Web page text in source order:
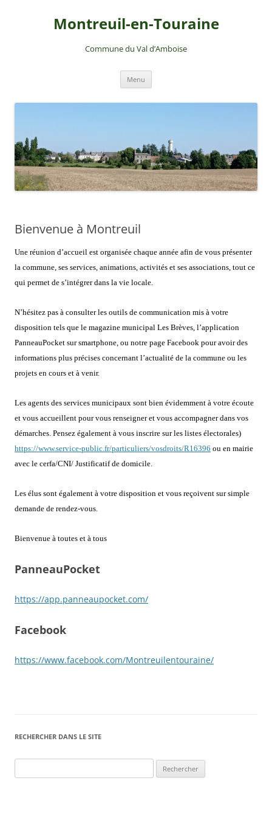
Montreuil-en-Touraine
Commune du Val d’Amboise
Menu
Bienvenue à Montreuil
Une réunion d’accueil est organisée chaque année afin de vous présenter
la commune, ses services, animations, activités et ses associations, tout ce
qui permet de s’intégrer dans la vie locale.
N’hésitez pas à consulter les outils de communication mis à votre
disposition tels que le magazine municipal Les Brèves, l’application
PanneauPocket sur smartphone, ou notre page Facebook pour avoir des
informations plus précises concernant l’actualité de la commune ou les
projets en cours et à venir.
Les agents des services municipaux sont bien évidemment à votre écoute
et vous accueillent pour vous renseigner et vous accompagner dans vos
démarches. Pensez également à vous inscrire sur les listes électorales)
https://www.service-public.fr/particuliers/vosdroits/R16396 ou en mairie
avec le cerfa/CNI/ Justificatif de domicile.
Les élus sont également à votre disposition et vous reçoivent sur simple
demande de rendez-vous.
Bienvenue à toutes et à tous
PanneauPocket
https://app.panneaupocket.com/
Facebook
https://www.facebook.com/Montreuilentouraine/
RECHERCHER DANS LE SITE